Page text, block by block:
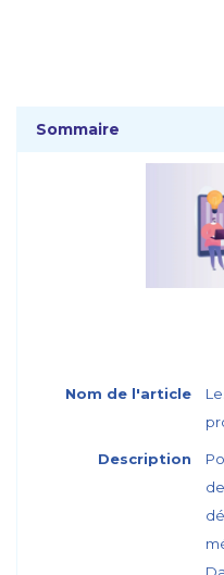
Sommaire
Nom de l'article
Description